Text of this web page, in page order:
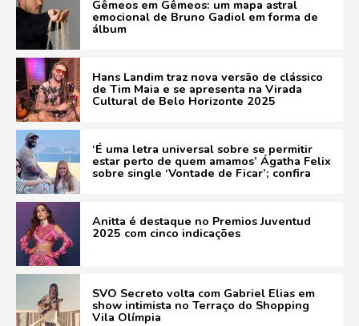
Gêmeos em Gêmeos: um mapa astral
emocional de Bruno Gadiol em forma de
álbum
Hans Landim traz nova versão de clássico
de Tim Maia e se apresenta na Virada
Cultural de Belo Horizonte 2025
‘É uma letra universal sobre se permitir
estar perto de quem amamos’ Ágatha Felix
sobre single ‘Vontade de Ficar’; confira
Anitta é destaque no Premios Juventud
2025 com cinco indicações
SVO Secreto volta com Gabriel Elias em
show intimista no Terraço do Shopping
Vila Olímpia